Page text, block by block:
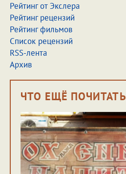
Рейтинг от Экслера
Рейтинг рецензий
Рейтинг фильмов
Список рецензий
RSS-лента
Архив
ЧТО ЕЩЁ ПОЧИТАТЬ